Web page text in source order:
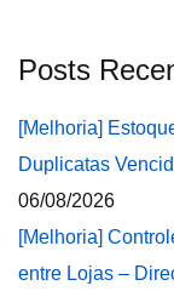
Posts
[Melhoria]
Duplicatas
06/08/2026
[Melhoria]
entre Lojas –